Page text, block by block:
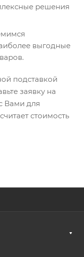
решения
выгодные
подставкой
заявку на
Вами для
стоимость